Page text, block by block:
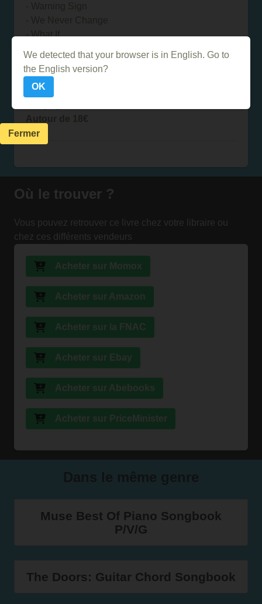
- What If
- Yellow
Où le trouver ?
Vous pouvez retrouver ce livre chez votre libraire ou
chez ces différents vendeurs
Acheter sur Momox
Acheter sur Amazon
Acheter sur la FNAC
Acheter sur Ebay
Acheter sur Abebooks
Acheter sur PriceMinister
Muse Best Of Piano Songbook
P/V/G
The Doors: Guitar Chord Songbook
We detected that your browser is in English. Go to
the English version?
OK
Fermer